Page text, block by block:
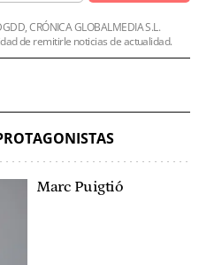
CRÓNICA GLOBALMEDIA S.L.
de remitirle noticias de actualidad.
Marc Puigtió